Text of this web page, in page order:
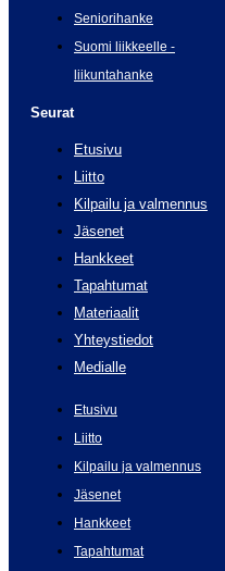
Seniorihanke
Suomi liikkeelle -
liikuntahanke
Seurat
Etusivu
Liitto
Kilpailu ja valmennus
Jäsenet
Hankkeet
Tapahtumat
Materiaalit
Yhteystiedot
Medialle
Etusivu
Liitto
Kilpailu ja valmennus
Jäsenet
Hankkeet
Tapahtumat